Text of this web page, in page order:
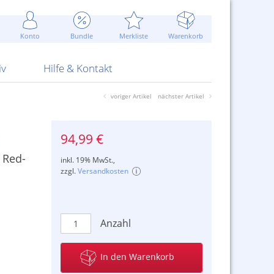
Konto Bundle Merkliste Warenkorb
Attrappen Blitzschnell...
Sommerpreise u.v.m.
ARS Pirotecnia
Hilfe & Kontakt
Kontaktformular
AGB
voriger Artikel nächster Artikel
94,99 €
inkl. 19% MwSt.,
zzgl.Versandkosten
Anzahl
In den Warenkorb